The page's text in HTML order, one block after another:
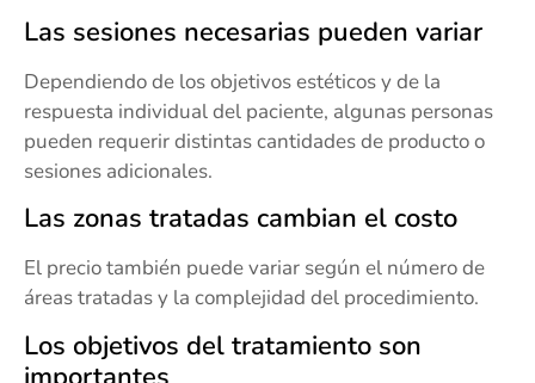
Las sesiones necesarias pueden variar
Dependiendo de los objetivos estéticos y de la
respuesta individual del paciente, algunas personas
pueden requerir distintas cantidades de producto o
sesiones adicionales.
Las zonas tratadas cambian el costo
El precio también puede variar según el número de
áreas tratadas y la complejidad del procedimiento.
Los objetivos del tratamiento son